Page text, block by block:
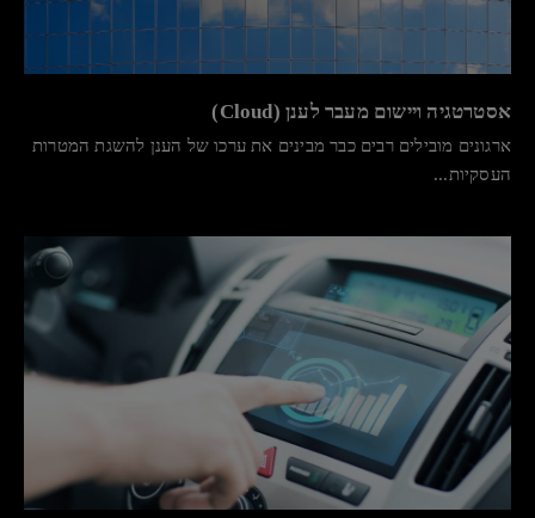
אסטרטגיה ויישום מעבר לענן (Cloud)
ארגונים מובילים רבים כבר מבינים את ערכו של הענן להשגת המטרות
העסקיות...